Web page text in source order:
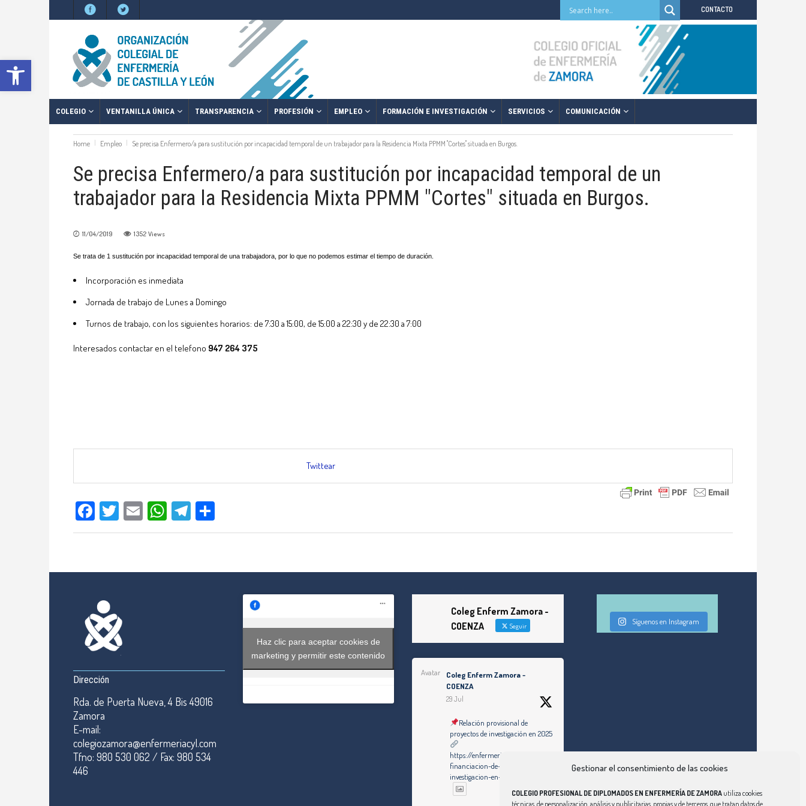
Abrir barra de herramientas
Gestionar el consentimiento de las cookies
COLEGIO PROFESIONAL DE DIPLOMADOS EN ENFERMERÍA DE ZAMORA utiliza cookies
técnicas, de personalización, análisis y publicitarias, propias y de terceros, que tratan datos de
CONTACTO
COLEGIO VENTANILLA ÚNICA TRANSPARENCIA PROFESIÓN EMPLEO FORMACIÓN E INVESTIGACIÓN SERVICIOS COMUNICACIÓN
Home Empleo Se precisa Enfermero/a para sustitución por incapacidad temporal de un trabajador para la Residencia Mixta PPMM "Cortes" situada en Burgos.
Se precisa Enfermero/a para sustitución por incapacidad temporal de un
trabajador para la Residencia Mixta PPMM "Cortes" situada en Burgos.
11/04/2019 1352 Views
Se trata de 1 sustitución por incapacidad temporal de una trabajadora, por lo que no podemos estimar el tiempo de duración.
Incorporación es inmediata
Jornada de trabajo de Lunes a Domingo
Turnos de trabajo, con los siguientes horarios: de 7:30 a 15:00, de 15:00 a 22:30 y de 22:30 a 7:00
Interesados contactar en el telefono 947 264 375
Twittear
Facebook
TwitterEmailWhatsApp
Telegram
Dirección
Rda. de Puerta Nueva, 4 Bis 49016
Zamora
E-mail:
colegiozamora@enfermeriacyl.com
Tfno: 980 530 062 / Fax: 980 534
446
Haz clic para aceptar cookies de
marketing y permitir este contenido
Coleg Enferm Zamora -
COENZA
Seguir
Avatar
Coleg Enferm Zamora -
COENZA
29 Jul
Relación provisional de
proyectos de investigación en 2025
https://enfermeriazamora.com/grs-
financiacion-de-proyectos-de-
investigacion-en-2025/
Síguenos en Instagram